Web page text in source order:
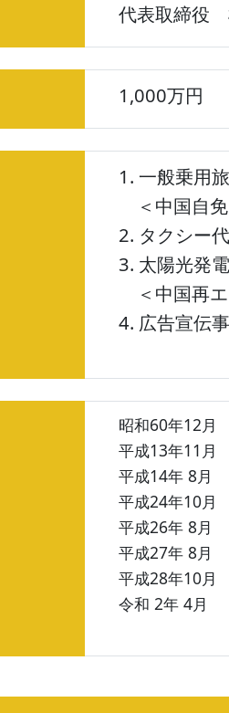
代表取締役
1,000万円
1. 一般乗用
＜中国自
2. タクシー
3. 太陽光発
＜中国再
4. 広告宣伝
昭和60年12月
平成13年11月
平成14年 8月
平成24年10月
平成26年 8月
平成27年 8月
平成28年10月
令和 2年 4月